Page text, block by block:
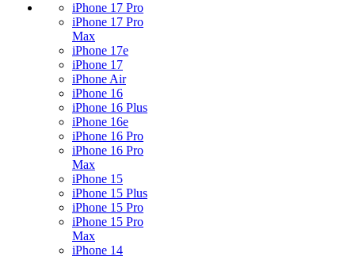
iPhone 17 Pro
iPhone 17 Pro
Max
iPhone 17e
iPhone 17
iPhone Air
iPhone 16
iPhone 16 Plus
iPhone 16e
iPhone 16 Pro
iPhone 16 Pro
Max
iPhone 15
iPhone 15 Plus
iPhone 15 Pro
iPhone 15 Pro
Max
iPhone 14